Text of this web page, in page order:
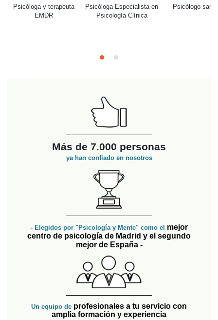
Psicólogo sanitario Psicología
Más de 7.000 personas
ya han confiado en nosotros
- Elegidos por "Psicología y Mente" como el mejor
centro de psicología de Madrid y el segundo
mejor de España -
Un equipo de profesionales a tu servicio con
amplia formación y experiencia